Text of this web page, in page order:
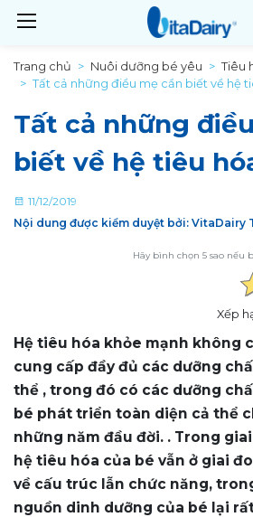
Trang chủ Nuôi dưỡng bé yêu
Tiêu
Tất cả những điều mẹ cần biết về hệ
Tất cả những
biết về hệ tiêu
11/12/2019
Nội dung được kiểm duyệt bởi: VitaDairy
Hãy bình chọn 5 sao nếu
Xếp
Hệ tiêu hóa khỏe mạnh không
cung cấp đầy đủ các dưỡng
thể , trong đó có các dưỡng
bé phát triển toàn diện cả thể
những năm đầu đời. . Trong
hệ tiêu hóa của bé vẫn ở giai
về cấu trúc lẫn chức năng,
nguồn dinh dưỡng của bé lại